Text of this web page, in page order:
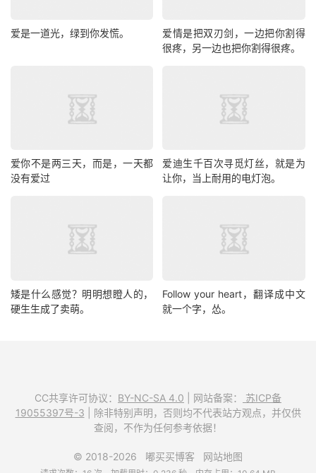
爱是一道光，绿到你发慌。
爱情是把双刃剑，一边把你割得
很疼，另一边也把你割得很疼。
爱你不是两三天，而是，一天都
没有爱过
爱迪生千百次寻觅灯丝，就是为
让你，当上耐用的电灯泡。
矮是什么感觉？明明想瞪人的，
硬生生成了卖萌。
Follow your heart，翻译成中文
就一个字，怂。
CC共享许可协议： BY-NC-SA 4.0 | 网站备案：
苏ICP备
19055397号-3 | 除非特别声明，否则均不代表站方观点，并仅供
查阅，不作为任何参考依据！
© 2018-2026 嘟买买博客 网站地图